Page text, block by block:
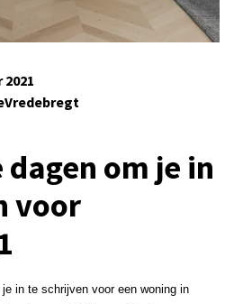
dagen om je in
voor
in te schrijven voor een woning in